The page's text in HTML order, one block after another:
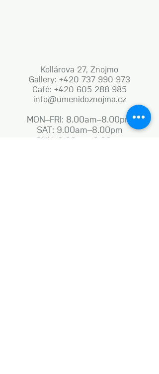
Kollárova 27, Znojmo
Gallery: +420 737 990 973
Café: +420 605 288 985
info@umenidoznojma.cz
MON–FRI: 8.00am–8.00pm
SAT: 9.00am–8.00pm